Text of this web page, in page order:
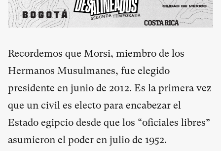
Recordemos que Morsi, miembro de los
Hermanos Musulmanes, fue elegido
presidente en junio de 2012. Es la primera vez
que un civil es electo para encabezar el
Estado egipcio desde que los “oficiales libres”
asumieron el poder en julio de 1952.